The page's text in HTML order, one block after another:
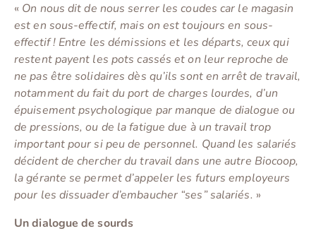
« On nous dit de nous serrer les coudes car le magasin
est en sous-effectif, mais on est toujours en sous-
effectif ! Entre les démissions et les départs, ceux qui
restent payent les pots cassés et on leur reproche de
ne pas être solidaires dès qu’ils sont en arrêt de travail,
notamment du fait du port de charges lourdes, d’un
épuisement psychologique par manque de dialogue ou
de pressions, ou de la fatigue due à un travail trop
important pour si peu de personnel. Quand les salariés
décident de chercher du travail dans une autre Biocoop,
la gérante se permet d’appeler les futurs employeurs
pour les dissuader d’embaucher “ses” salariés. »
Un dialogue de sourds